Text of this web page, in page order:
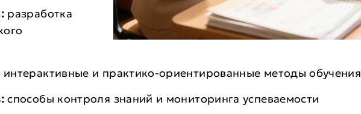
разработка
интерактивные и практико-ориентированные методы обучения
способы контроля знаний и мониторинга успеваемости